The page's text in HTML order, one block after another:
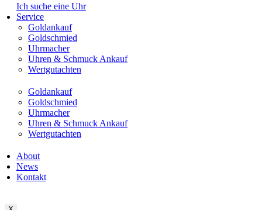
Ich suche eine Uhr
Service
Goldankauf
Goldschmied
Uhrmacher
Uhren & Schmuck Ankauf
Wertgutachten
Goldankauf
Goldschmied
Uhrmacher
Uhren & Schmuck Ankauf
Wertgutachten
About
News
Kontakt